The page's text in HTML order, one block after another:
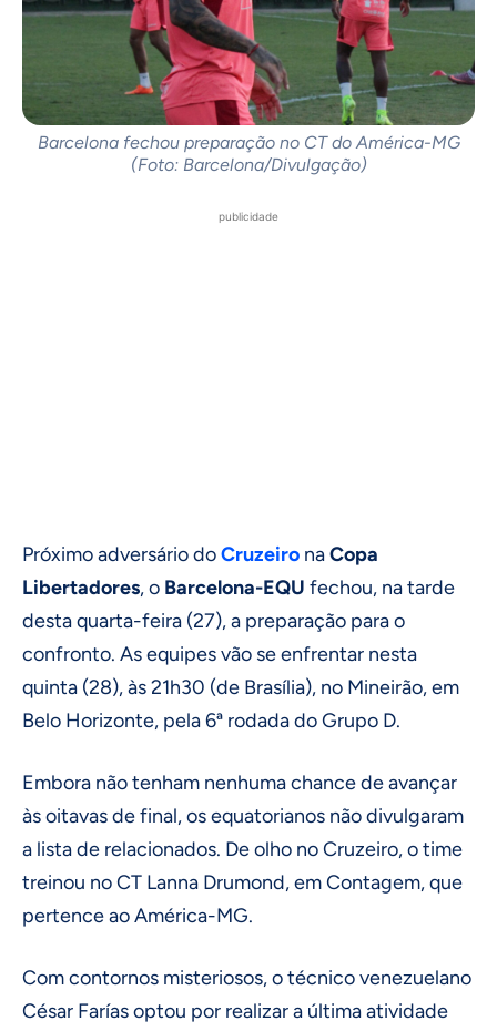
Barcelona fechou preparação no CT do América-MG
(Foto: Barcelona/Divulgação)
publicidade
Próximo adversário doCruzeiro naCopa
Libertadores, o Barcelona-EQU fechou, na tarde
desta quarta-feira (27), a preparação para o
confronto. As equipes vão se enfrentar nesta
quinta (28), às 21h30 (de Brasília), no Mineirão, em
Belo Horizonte, pela 6ª rodada do Grupo D.
Embora não tenham nenhuma chance de avançar
às oitavas de final, os equatorianos não divulgaram
a lista de relacionados. De olho no Cruzeiro, o time
treinou no CT Lanna Drumond, em Contagem, que
pertence ao América-MG.
Com contornos misteriosos, o técnico venezuelano
César Farías optou por realizar a última atividade